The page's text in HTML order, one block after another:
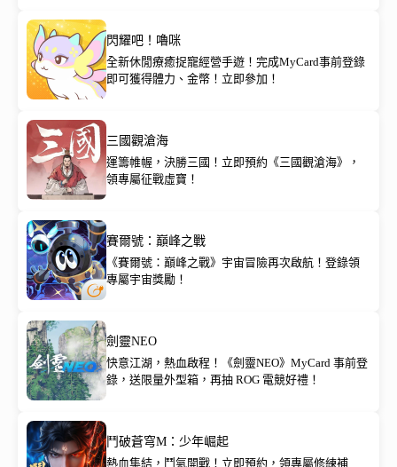
閃耀吧！嚕咪
全新休閒療癒捉寵經營手遊！完成MyCard事前登錄
即可獲得體力、金幣！立即參加！
三國觀滄海
運籌帷幄，決勝三國！立即預約《三國觀滄海》，
領專屬征戰虛寶！
賽爾號：巔峰之戰
《賽爾號：巔峰之戰》宇宙冒險再次啟航！登錄領
專屬宇宙獎勵！
劍靈NEO
快意江湖，熱血啟程！《劍靈NEO》MyCard 事前登
錄，送限量外型箱，再抽 ROG 電競好禮！
鬥破蒼穹M：少年崛起
熱血集結，鬥氣開戰！立即預約，領專屬修練補